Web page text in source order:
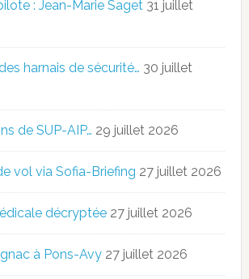
: Jean-Marie Saget 31 juillet
harnais de sécurité… 30 juillet
de SUP-AIP… 29 juillet 2026
vol via Sofia-Briefing 27 juillet 2026
décryptée 27 juillet 2026
à Pons-Avy 27 juillet 2026